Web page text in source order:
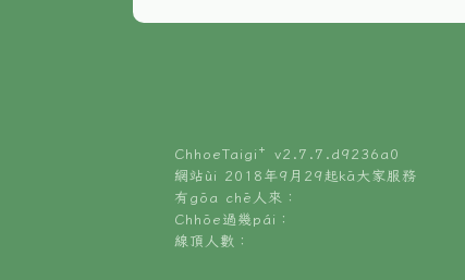
ChhoeTaigi⁺ v2.7.7.d9236a0
網站ùi 2018年9月29起kā大家服務
有gōa chē人來：
Chhōe過幾pái：
線頂人數：